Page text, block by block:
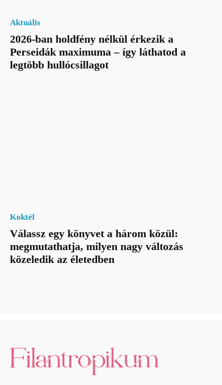
Aktuális
2026-ban holdfény nélkül érkezik a
Perseidák maximuma – így láthatod a
legtöbb hullócsillagot
Koktél
Válassz egy könyvet a három közül:
megmutathatja, milyen nagy változás
közeledik az életedben